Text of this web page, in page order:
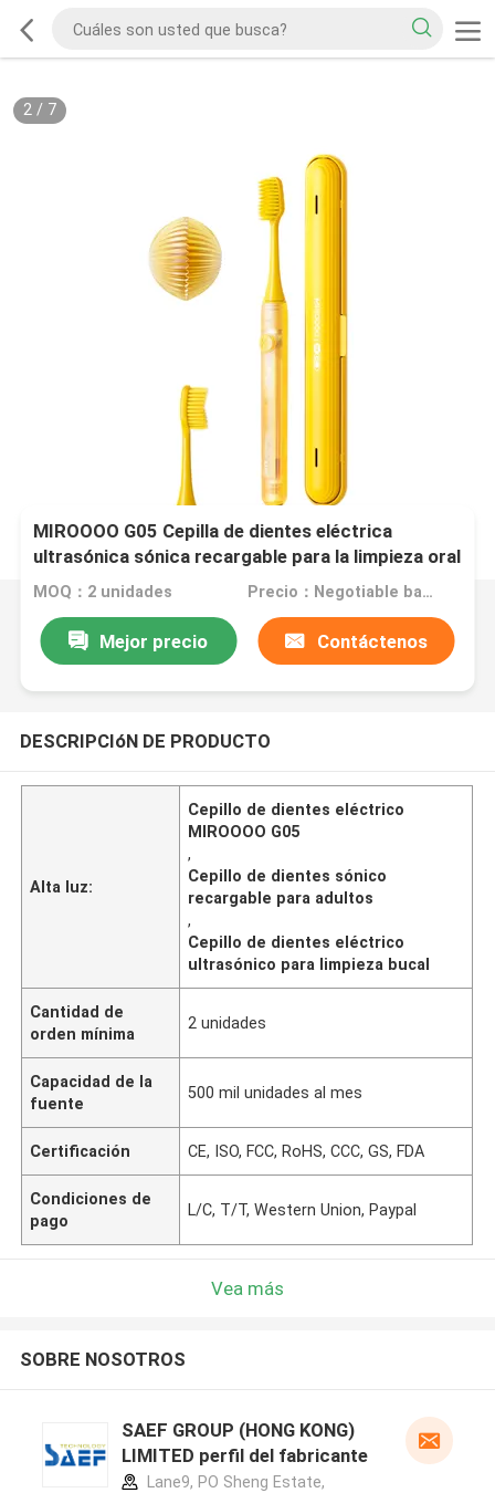
2/ 7
MIROOOO G05 Cepilla de dientes eléctrica
ultrasónica sónica recargable para la limpieza oral
de adultos
MOQ：2 unidades Precio：Negotiable based on order lot quantity
Mejor precio Contáctenos
DESCRIPCIóN DE PRODUCTO
Alta luz:
Cepillo de dientes eléctrico
MIROOOO G05
,
Cepillo de dientes sónico
recargable para adultos
,
Cepillo de dientes eléctrico
ultrasónico para limpieza bucal
Cantidad de
orden mínima
2 unidades
Capacidad de la
fuente
500 mil unidades al mes
Certificación CE, ISO, FCC, RoHS, CCC, GS, FDA
Condiciones de
pago
L/C, T/T, Western Union, Paypal
Vea más
SOBRE NOSOTROS
SAEF GROUP (HONG KONG)
LIMITED perfil del fabricante
Lane9, PO Sheng Estate,